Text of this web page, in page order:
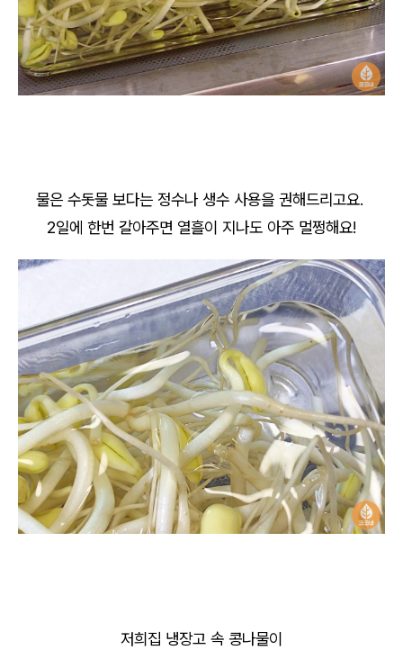
물은 수돗물 보다는 정수나 생수 사용을 권해드리고요.
2일에 한번 갈아주면 열흘이 지나도 아주 멀쩡해요!
저희집 냉장고 속 콩나물이